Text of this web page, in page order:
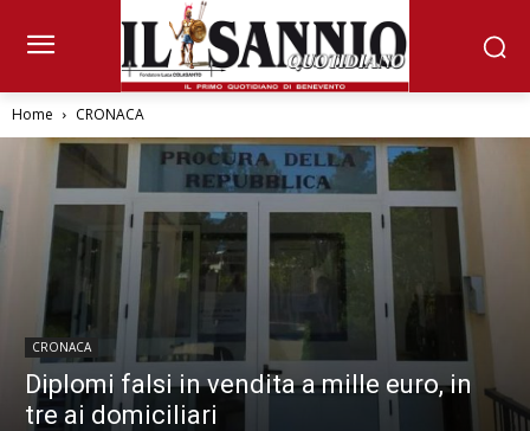
Home CRONACA
CRONACA
Diplomi falsi in vendita a mille euro, in
tre ai domiciliari